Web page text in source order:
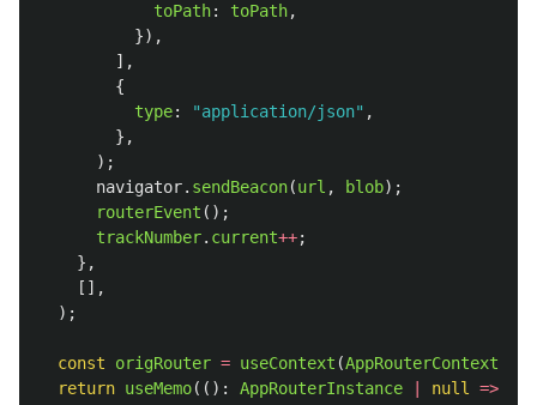
toPath: toPath,
}),
],
{
type: "application/json" ,
},
);
navigator. sendBeacon(url , blob);
routerEvent ();
trackNumber. current++;
},
[],
);
const origRouter = useContext (AppRouterContext
return useMemo((): AppRouterInstance null =>